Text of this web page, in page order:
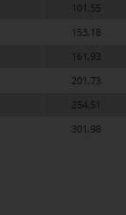
101,55
153,18
161,93
201,73
254,51
301,98